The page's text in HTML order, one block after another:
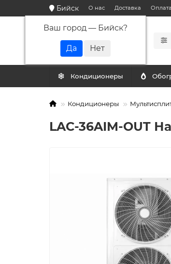
Бийск
Ваш город — Бийск?
О нас Доставка Оплата
Кондиционеры
Кондиционеры
LAC-36AIM-OUT